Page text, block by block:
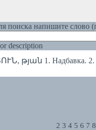
поиска напишите слово
description
թյան 1. Надбавка. 2.
2 3 4 5 6 7 8